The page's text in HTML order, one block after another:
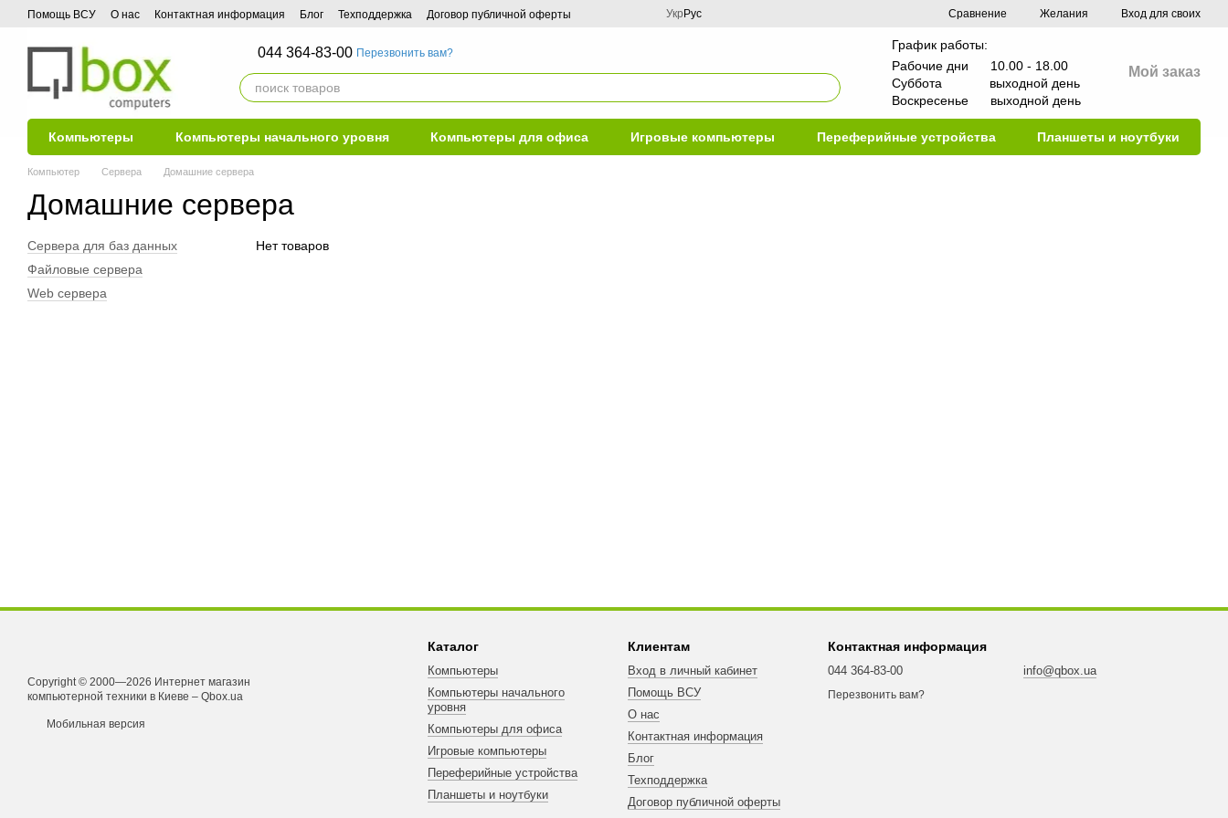
Перейти к основному контенту
Помощь ВСУ О нас Контактная информация Блог Техподдержка Договор публичной оферты Укр Рус Сравнение Желания Вход для своих
044 364-83-00 Перезвонить вам?
График работы:
Рабочие дни 10.00 - 18.00
Суббота выходной день
Воскресенье выходной день
Мой заказ
Компьютеры Компьютеры начального уровня Компьютеры для офиса Игровые компьютеры Переферийные устройства Планшеты и ноутбуки
Компьютер Сервера Домашние сервера
Домашние сервера
Нет товаров
Сервера для баз данных
Файловые сервера
Web сервера
Copyright © 2000—2026 Интернет магазин
компьютерной техники в Киеве – Qbox.ua
Мобильная версия
Каталог
Компьютеры
Компьютеры начального
уровня
Компьютеры для офиса
Игровые компьютеры
Переферийные устройства
Планшеты и ноутбуки
Клиентам
Вход в личный кабинет
Помощь ВСУ
О нас
Контактная информация
Блог
Техподдержка
Договор публичной оферты
Контактная информация
044 364-83-00
Перезвонить вам?
info@qbox.ua